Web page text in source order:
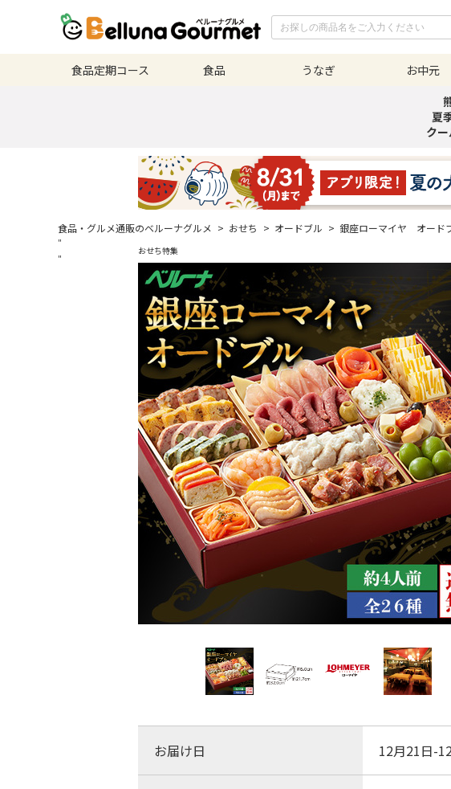
食品定期コース 食品 うなぎ お中元
夏
ク
食品・グルメ通販のベルーナグルメ > おせち > オードブル > 銀座ローマイヤ オード
"
おせち特集
"
お届け日 12月21日-